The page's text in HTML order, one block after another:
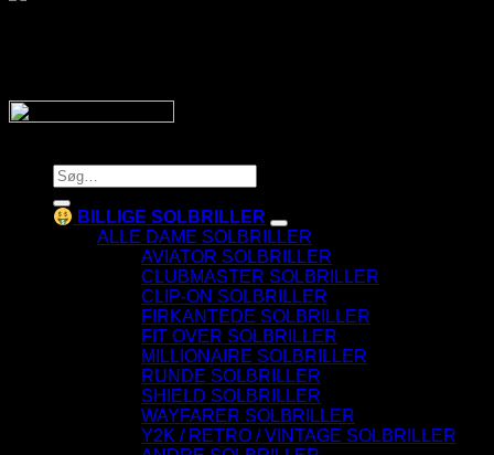
Søg
efter:
BILLIGE SOLBRILLER
ALLE DAME SOLBRILLER
AVIATOR SOLBRILLER
CLUBMASTER SOLBRILLER
CLIP-ON SOLBRILLER
FIRKANTEDE SOLBRILLER
FIT OVER SOLBRILLER
MILLIONAIRE SOLBRILLER
RUNDE SOLBRILLER
SHIELD SOLBRILLER
WAYFARER SOLBRILLER
Y2K / RETRO / VINTAGE SOLBRILLER